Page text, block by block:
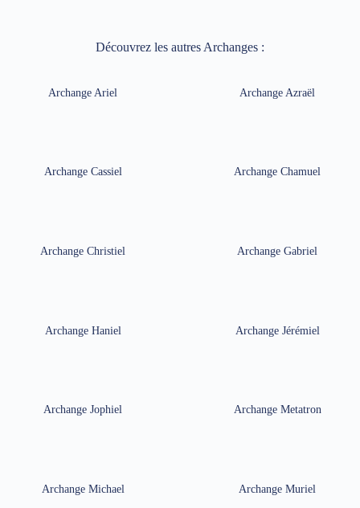
Découvrez les autres Archanges :
Archange Ariel Archange Azraël
Archange Cassiel Archange Chamuel
Archange Christiel Archange Gabriel
Archange Haniel Archange Jérémiel
Archange Jophiel Archange Metatron
Archange Michael Archange Muriel